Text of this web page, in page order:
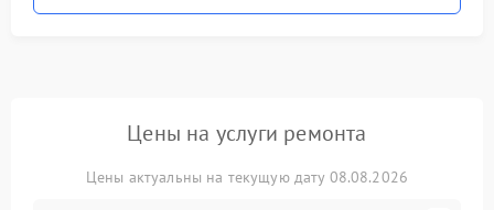
Цены на услуги ремонта
Цены актуальны на текущую дату 08.08.2026